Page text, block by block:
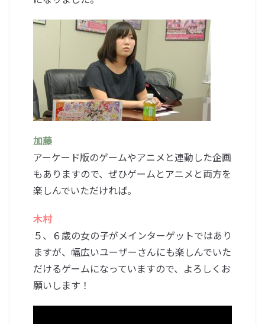
加藤
アーケード版のゲームやアニメと連動した企画
もありますので、ぜひゲームとアニメと両方を
楽しんでいただければ。
木村
５、６歳の女の子がメインターゲットではあり
ますが、幅広いユーザーさんにも楽しんでいた
だけるゲームになっていますので、よろしくお
願いします！